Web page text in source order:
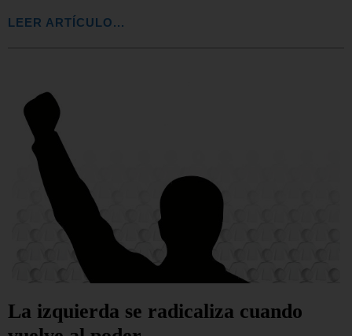
LEER ARTÍCULO...
La izquierda se radicaliza cuando